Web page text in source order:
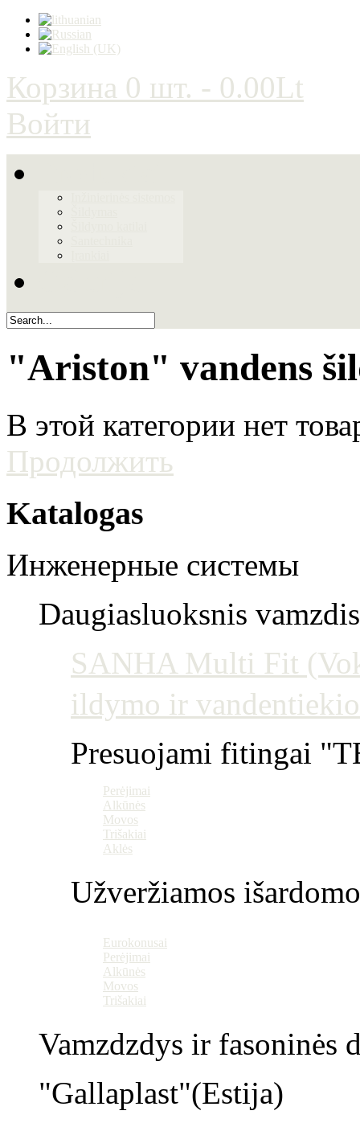
Корзина 0 шт. - 0.00Lt
Войти
"Ariston" vandens
В этой категории нет
Продолжить
Katalogas
Инженерные системы
Daugiasluoksnis
SANHA Multi Fit
ildymo ir
Presuojami fitingai
Perėjimai
Alkūnės
Movos
Trišakiai
Aklės
Užveržiamos
Eurokonusai
Perėjimai
Alkūnės
Movos
Trišakiai
Vamzdzdys ir fasoninės
"Gallaplast"(Estija)